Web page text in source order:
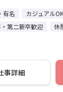
有名 カジュアルOK
第二新卒歓迎
休
事詳細